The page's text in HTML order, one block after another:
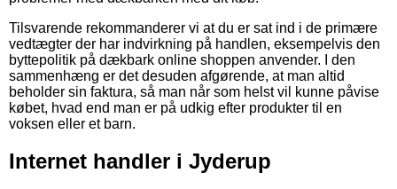
Tilsvarende rekommanderer vi at du er sat ind i de primære
vedtægter der har indvirkning på handlen, eksempelvis den
byttepolitik på dækbark online shoppen anvender. I den
sammenhæng er det desuden afgørende, at man altid
beholder sin faktura, så man når som helst vil kunne påvise
købet, hvad end man er på udkig efter produkter til en
voksen eller et barn.
Internet handler i Jyderup